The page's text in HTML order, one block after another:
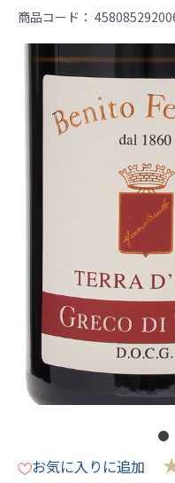
商品コード：
お気に入りに追加